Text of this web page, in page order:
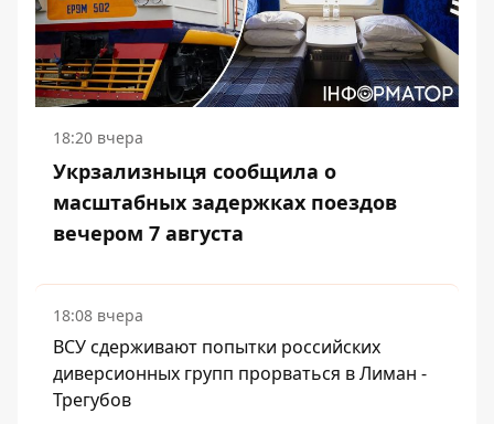
18:20 вчера
Укрзализныця сообщила о
масштабных задержках поездов
вечером 7 августа
18:08 вчера
ВСУ сдерживают попытки российских
диверсионных групп прорваться в Лиман -
Трегубов